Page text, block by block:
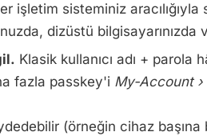
işletim sisteminiz
dizüstü bilgisayarınızda
Klasik kullanıcı adı + parola
fazla passkey'i My-Account ›
(örneğin cihaz